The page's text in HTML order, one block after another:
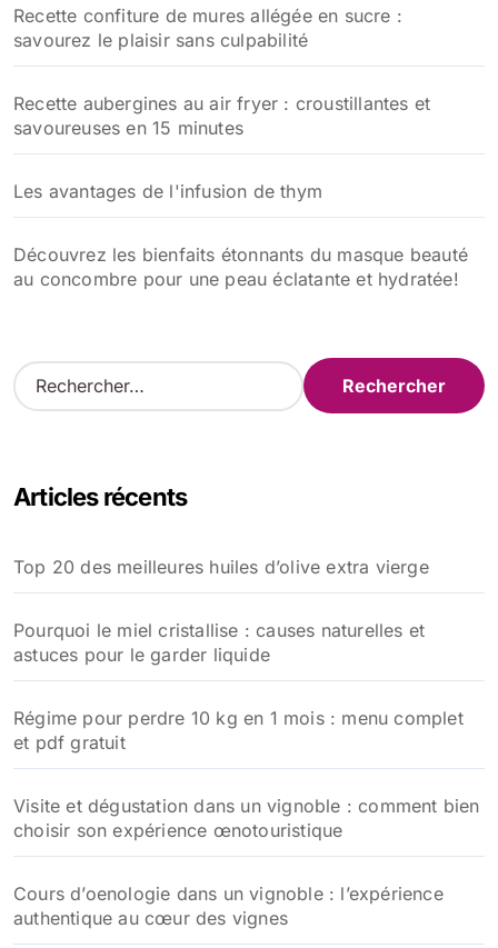
Recette confiture de mures allégée en sucre :
savourez le plaisir sans culpabilité
Recette aubergines au air fryer : croustillantes et
savoureuses en 15 minutes
Les avantages de l'infusion de thym
Découvrez les bienfaits étonnants du masque beauté
au concombre pour une peau éclatante et hydratée!
R
e
r
e
r
:
Articles récents
Top 20 des meilleures huiles d’olive extra vierge
Pourquoi le miel cristallise : causes naturelles et
astuces pour le garder liquide
Régime pour perdre 10 kg en 1 mois : menu complet
et pdf gratuit
Visite et dégustation dans un vignoble : comment bien
choisir son expérience œnotouristique
Cours d’oenologie dans un vignoble : l’expérience
authentique au cœur des vignes